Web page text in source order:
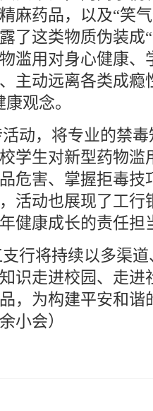
麻药品，以及“笑
了这类物质伪装成
滥用对身心健康、
主动远离各类成瘾
观念。
动，将专业的禁
学生对新型药物滥
危害、掌握拒毒技
活动也展现了工行
健康成长的责任担
行将持续以多渠
识走进校园、走进
，为构建平安和谐
小会）